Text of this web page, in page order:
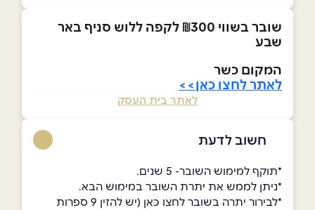
שובר בשווי ₪300 לקפה ללוש סניף באר
שבע
המקום כשר
לאתר לחצו כאן>>
לאתר בית העסק
חשוב לדעת
*תוקף למימוש השובר- 5 שנים.
*ניתן לממש את יתרת השובר במימוש הבא.
*לבירור יתרה בשובר לחצו כאן (יש להזין 9 ספרות